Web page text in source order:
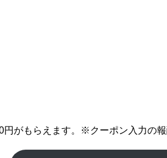
がもらえます。※クーポン入力の